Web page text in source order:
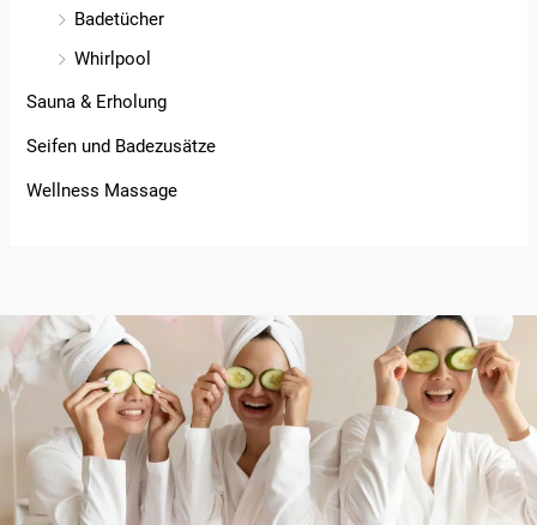
Badetücher
Whirlpool
Sauna & Erholung
Seifen und Badezusätze
Wellness Massage